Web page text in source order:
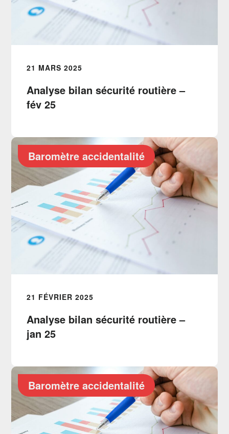
21 MARS 2025
Analyse bilan sécurité routière –
fév 25
Baromètre accidentalité
21 FÉVRIER 2025
Analyse bilan sécurité routière –
jan 25
Baromètre accidentalité